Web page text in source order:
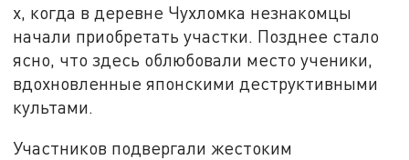
х, когда в деревне Чухломка незнакомцы
начали приобретать участки. Позднее стало
ясно, что здесь облюбовали место ученики,
вдохновленные японскими деструктивными
культами.
Участников подвергали жестоким